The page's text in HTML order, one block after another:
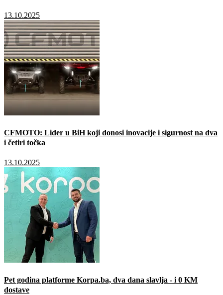
13.10.2025
CFMOTO: Lider u BiH koji donosi inovacije i sigurnost na dva
i četiri točka
13.10.2025
Pet godina platforme Korpa.ba, dva dana slavlja - i 0 KM
dostave